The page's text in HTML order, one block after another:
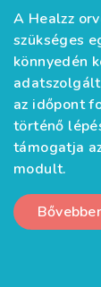
A Healzz
szükséges
könnyedén
az időpont
történő
támogatja
modult.